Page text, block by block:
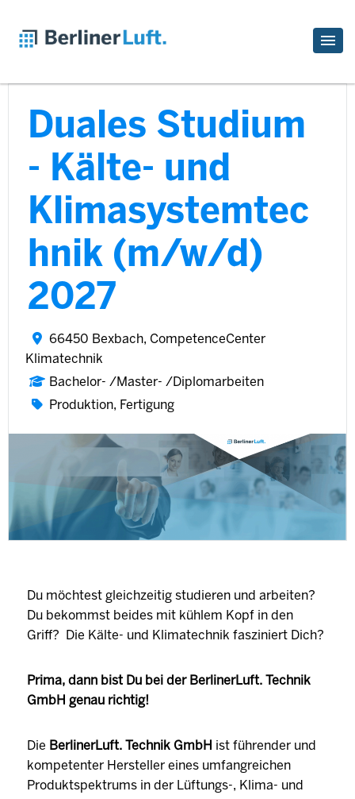
Duales Studium
- Kälte- und
Klimasystemtec
hnik (m/w/d)
2027
66450 Bexbach, CompetenceCenter
Klimatechnik
Bachelor- /Master- /Diplomarbeiten
Produktion, Fertigung
Du möchtest gleichzeitig studieren und arbeiten?
Du bekommst beides mit kühlem Kopf in den
Griff? Die Kälte- und Klimatechnik fasziniert Dich?
Prima, dann bist Du bei der BerlinerLuft. Technik
GmbH genau richtig!
Die BerlinerLuft. Technik GmbH ist führender und
kompetenter Hersteller eines umfangreichen
Produktspektrums in der Lüftungs-, Klima- und